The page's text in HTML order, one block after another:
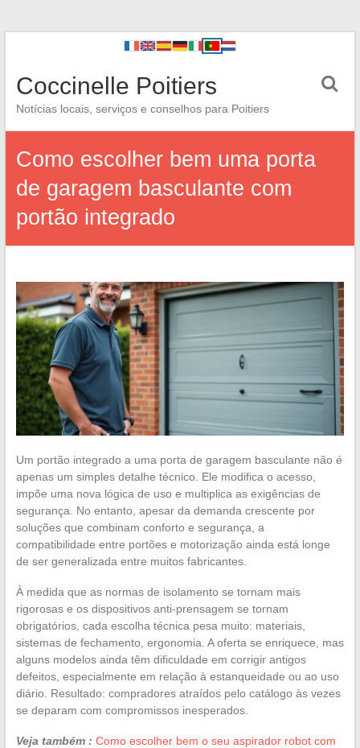
Coccinelle Poitiers
Notícias locais, serviços e conselhos para Poitiers
Como escolher bem uma porta
de garagem basculante com
portão integrado
Um portão integrado a uma porta de garagem basculante não é
apenas um simples detalhe técnico. Ele modifica o acesso,
impõe uma nova lógica de uso e multiplica as exigências de
segurança. No entanto, apesar da demanda crescente por
soluções que combinam conforto e segurança, a
compatibilidade entre portões e motorização ainda está longe
de ser generalizada entre muitos fabricantes.
À medida que as normas de isolamento se tornam mais
rigorosas e os dispositivos anti-prensagem se tornam
obrigatórios, cada escolha técnica pesa muito: materiais,
sistemas de fechamento, ergonomia. A oferta se enriquece, mas
alguns modelos ainda têm dificuldade em corrigir antigos
defeitos, especialmente em relação à estanqueidade ou ao uso
diário. Resultado: compradores atraídos pelo catálogo às vezes
se deparam com compromissos inesperados.
Veja também : Como escolher bem o seu aspirador robot com